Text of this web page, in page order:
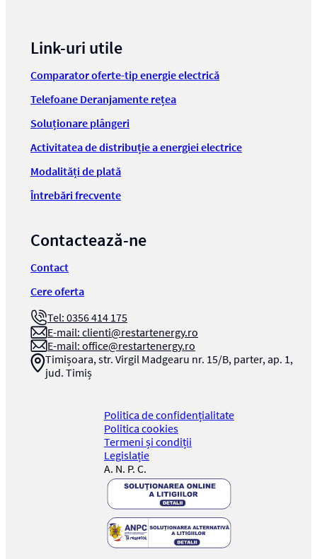
Link-uri utile
Comparator oferte-tip energie electrică
Telefoane Deranjamente rețea
Soluționare plângeri
Activitatea de distribuție a energiei electrice
Modalități de plată
Întrebări frecvente
Contactează-ne
Contact
Cere oferta
Tel: 0356 414 175
E-mail: clienti@restartenergy.ro
E-mail: office@restartenergy.ro
Timișoara, str. Virgil Madgearu nr. 15/B, parter, ap. 1,
jud. Timiș
Politica de confidențialitate
Politica cookies
Termeni și condiții
Legislație
A. N. P. C.